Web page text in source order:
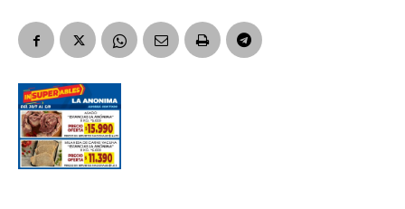
Número de teléfono